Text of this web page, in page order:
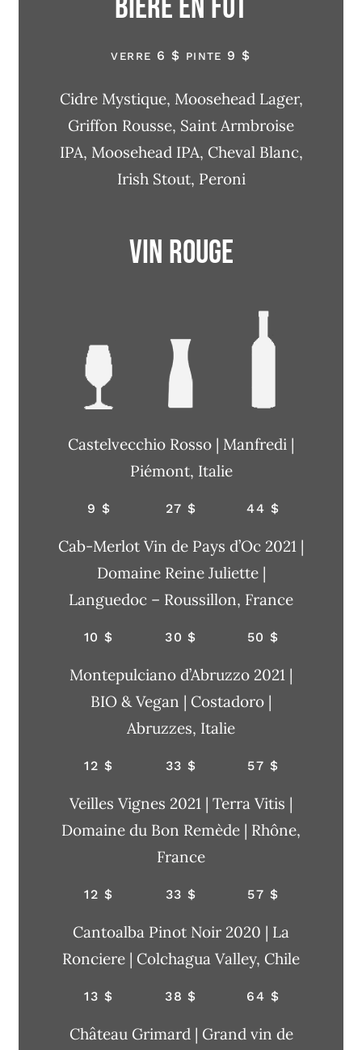
VERRE 6 $ PINTE 9 $
Cidre Mystique, Moosehead Lager,
Griffon Rousse, Saint Armbroise
IPA, Moosehead IPA, Cheval Blanc,
Irish Stout, Peroni
Vin rouge
Castelvecchio Rosso | Manfredi |
Piémont, Italie
9 $ 27 $ 44 $
Cab-Merlot Vin de Pays d’Oc 2021 |
Domaine Reine Juliette |
Languedoc – Roussillon, France
10 $ 30 $ 50 $
Montepulciano d’Abruzzo 2021 |
BIO & Vegan | Costadoro |
Abruzzes, Italie
12 $ 33 $ 57 $
Veilles Vignes 2021 | Terra Vitis |
Domaine du Bon Remède | Rhône,
France
12 $ 33 $ 57 $
Cantoalba Pinot Noir 2020 | La
Ronciere | Colchagua Valley, Chile
13 $ 38 $ 64 $
Château Grimard | Grand vin de